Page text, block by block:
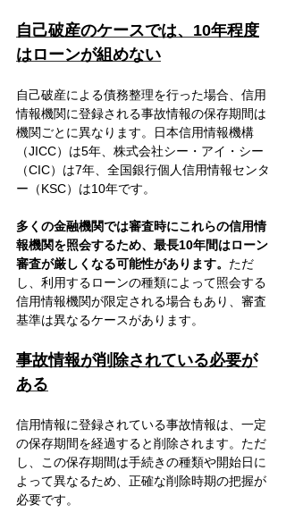
自己破産のケースでは、10年程度
はローンが組めない
自己破産による債務整理を行った場合、信用
情報機関に登録される事故情報の保存期間は
機関ごとに異なります。日本信用情報機構
（JICC）は5年、株式会社シー・アイ・シー
（CIC）は7年、全国銀行個人信用情報センタ
ー（KSC）は10年です。
多くの金融機関では審査時にこれらの信用情
報機関を照会するため、最長10年間はローン
審査が厳しくなる可能性があります。 ただ
し、利用するローンの種類によって照会する
信用情報機関が限定される場合もあり、審査
基準は異なるケースがあります。
事故情報が削除されている必要が
ある
信用情報に登録されている事故情報は、一定
の保存期間を経過すると削除されます。ただ
し、この保存期間は手続きの種類や開始日に
よって異なるため、正確な削除時期の把握が
必要です。